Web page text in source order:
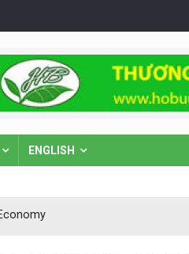
ENGLISH